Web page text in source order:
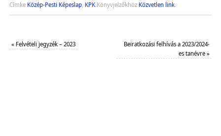
Címke Közép-Pesti Képeslap, KPK.Könyvjelzőkhöz Közvetlen link.
« Felvételi jegyzék – 2023
Beiratkozási felhívás a 2023/2024-
es tanévre»